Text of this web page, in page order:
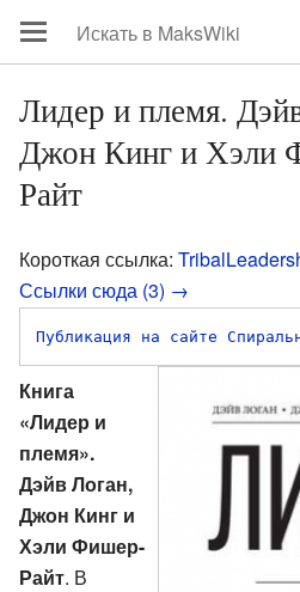
Лидер и племя.
Джон Кинг и Хэли
Райт
Короткая ссылка:
Ссылки сюда (3) →
Публикация на сайте
Книга
«Лидер и
племя».
Дэйв Логан,
Джон Кинг и
Хэли Фишер-
Райт. В